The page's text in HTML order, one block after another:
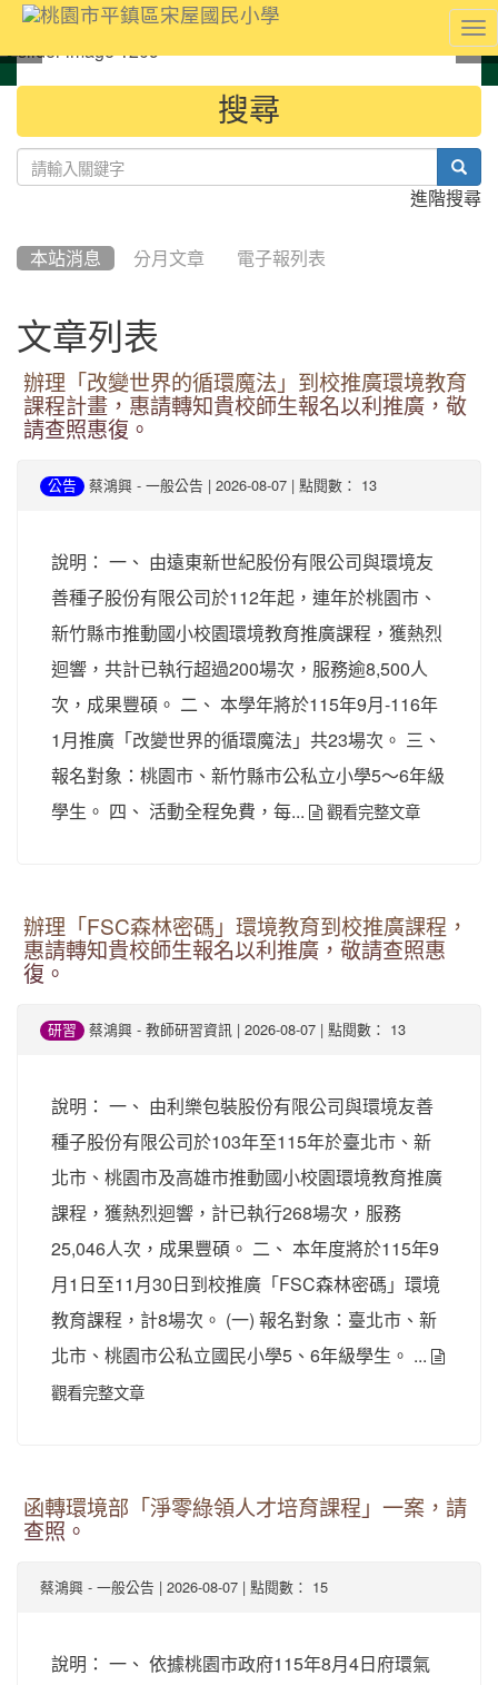
::: 搜尋
進階搜尋
本站消息 分月文章 電子報列表
文章列表
辦理「改變世界的循環魔法」到校推廣環境教育
課程計畫，惠請轉知貴校師生報名以利推廣，敬
請查照惠復。
公告 蔡鴻興 - 一般公告 | 2026-08-07 | 點閱數： 13
說明： 一、 由遠東新世紀股份有限公司與環境友
善種子股份有限公司於112年起，連年於桃園市、
新竹縣市推動國小校園環境教育推廣課程，獲熱烈
迴響，共計已執行超過200場次，服務逾8,500人
次，成果豐碩。 二、 本學年將於115年9月-116年
1月推廣「改變世界的循環魔法」共23場次。 三、
報名對象：桃園市、新竹縣市公私立小學5～6年級
學生。 四、 活動全程免費，每...
觀看完整文章
辦理「FSC森林密碼」環境教育到校推廣課程，
惠請轉知貴校師生報名以利推廣，敬請查照惠
復。
研習 蔡鴻興 - 教師研習資訊 | 2026-08-07 | 點閱數： 13
說明： 一、 由利樂包裝股份有限公司與環境友善
種子股份有限公司於103年至115年於臺北市、新
北市、桃園市及高雄市推動國小校園環境教育推廣
課程，獲熱烈迴響，計已執行268場次，服務
25,046人次，成果豐碩。 二、 本年度將於115年9
月1日至11月30日到校推廣「FSC森林密碼」環境
教育課程，計8場次。 (一) 報名對象：臺北市、新
北市、桃園市公私立國民小學5、6年級學生。 ...
觀看完整文章
函轉環境部「淨零綠領人才培育課程」一案，請
查照。
蔡鴻興 - 一般公告 | 2026-08-07 | 點閱數： 15
說明： 一、 依據桃園市政府115年8月4日府環氣